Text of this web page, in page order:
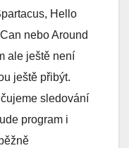
Hello
nebo Around
ale ještě není
ještě přibýt.
sledování
program i